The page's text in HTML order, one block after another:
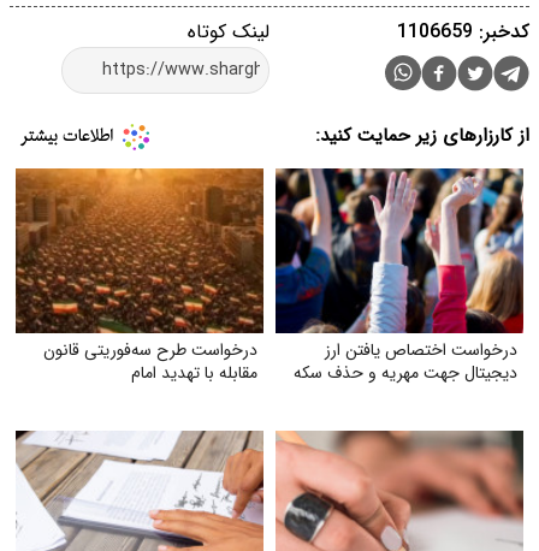
لینک کوتاه کدخبر: 1106659
از کارزارهای زیر حمایت کنید:
درخواست اختصاص یافتن ارز
دیجیتال جهت مهریه و حذف سکه
درخواست طرح سه‌فوریتی قانون
مقابله با تهدید امام